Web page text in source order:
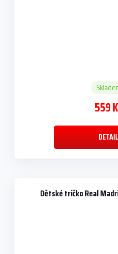
559
DETAIL
Dětské tričko Real